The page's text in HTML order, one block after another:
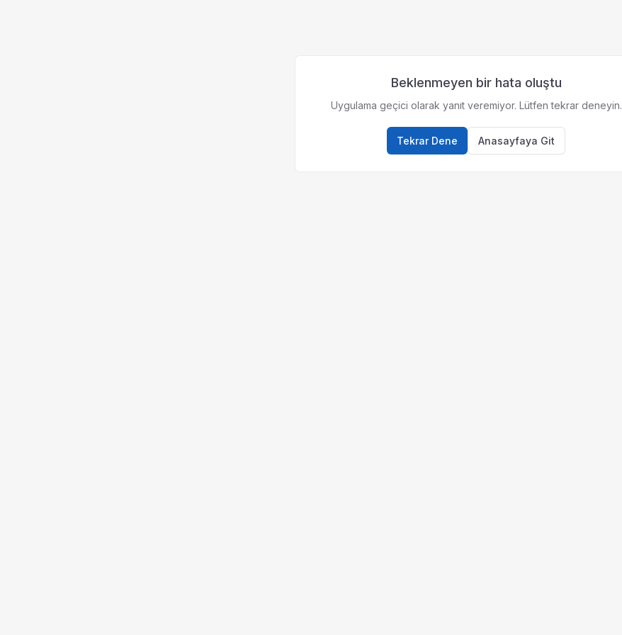
Beklenmeyen bir hata oluştu
Uygulama geçici olarak yanıt veremiyor. Lütfen tekrar deneyin.
Tekrar Dene Anasayfaya Git